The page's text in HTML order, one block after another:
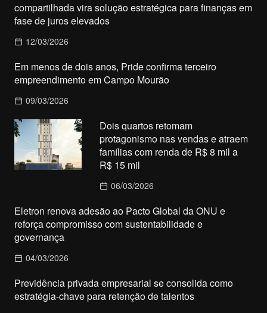
compartilhada vira solução estratégica para finanças em
fase de juros elevados
12/03/2026
Em menos de dois anos, Pride confirma terceiro
empreendimento em Campo Mourão
09/03/2026
Dois quartos retomam
protagonismo nas vendas e atraem
famílias com renda de R$ 8 mil a
R$ 15 mil
06/03/2026
Eletron renova adesão ao Pacto Global da ONU e
reforça compromisso com sustentabilidade e
governança
04/03/2026
Previdência privada empresarial se consolida como
estratégia-chave para retenção de talentos